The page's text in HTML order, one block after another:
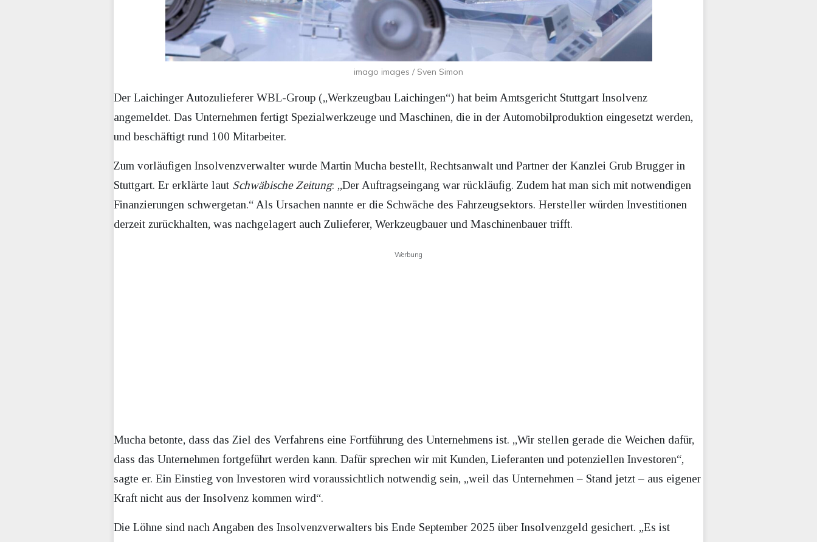
imago images / Sven Simon
Der Laichinger Autozulieferer WBL-Group („Werkzeugbau Laichingen“) hat beim Amtsgericht Stuttgart Insolvenz
angemeldet. Das Unternehmen fertigt Spezialwerkzeuge und Maschinen, die in der Automobilproduktion eingesetzt werden,
und beschäftigt rund 100 Mitarbeiter.
Zum vorläufigen Insolvenzverwalter wurde Martin Mucha bestellt, Rechtsanwalt und Partner der Kanzlei Grub Brugger in
Stuttgart. Er erklärte laut Schwäbische Zeitung: „Der Auftragseingang war rückläufig. Zudem hat man sich mit notwendigen
Finanzierungen schwergetan.“ Als Ursachen nannte er die Schwäche des Fahrzeugsektors. Hersteller würden Investitionen
derzeit zurückhalten, was nachgelagert auch Zulieferer, Werkzeugbauer und Maschinenbauer trifft.
Werbung
Mucha betonte, dass das Ziel des Verfahrens eine Fortführung des Unternehmens ist. „Wir stellen gerade die Weichen dafür,
dass das Unternehmen fortgeführt werden kann. Dafür sprechen wir mit Kunden, Lieferanten und potenziellen Investoren“,
sagte er. Ein Einstieg von Investoren wird voraussichtlich notwendig sein, „weil das Unternehmen – Stand jetzt – aus eigener
Kraft nicht aus der Insolvenz kommen wird“.
Die Löhne sind nach Angaben des Insolvenzverwalters bis Ende September 2025 über Insolvenzgeld gesichert. „Es ist